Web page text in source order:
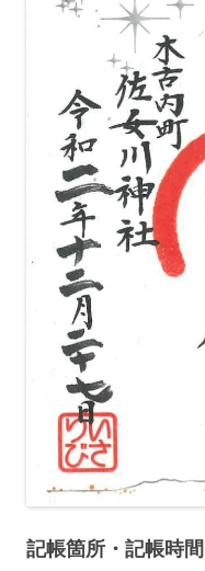
記帳箇所・記帳時間